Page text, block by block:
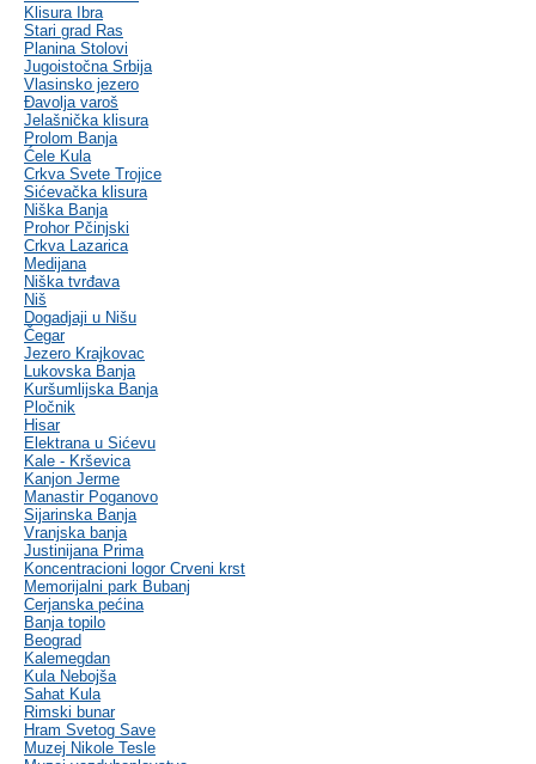
Klisura Ibra
Stari grad Ras
Planina Stolovi
Jugoistočna Srbija
Vlasinsko jezero
Đavolja varoš
Jelašnička klisura
Prolom Banja
Ćele Kula
Crkva Svete Trojice
Sićevačka klisura
Niška Banja
Prohor Pčinjski
Crkva Lazarica
Medijana
Niška tvrđava
Niš
Dogadjaji u Nišu
Čegar
Jezero Krajkovac
Lukovska Banja
Kuršumlijska Banja
Pločnik
Hisar
Elektrana u Sićevu
Kale - Krševica
Kanjon Jerme
Manastir Poganovo
Sijarinska Banja
Vranjska banja
Justinijana Prima
Koncentracioni logor Crveni krst
Memorijalni park Bubanj
Cerjanska pećina
Banja topilo
Beograd
Kalemegdan
Kula Nebojša
Sahat Kula
Rimski bunar
Hram Svetog Save
Muzej Nikole Tesle